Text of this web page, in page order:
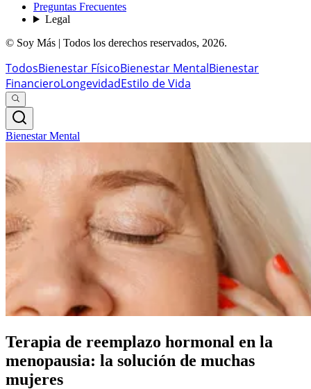
Preguntas Frecuentes
Legal
© Soy Más | Todos los derechos reservados, 2026.
TodosBienestar FísicoBienestar MentalBienestar
FinancieroLongevidadEstilo de Vida
Bienestar Mental
Terapia de reemplazo hormonal en la
menopausia: la solución de muchas
mujeres